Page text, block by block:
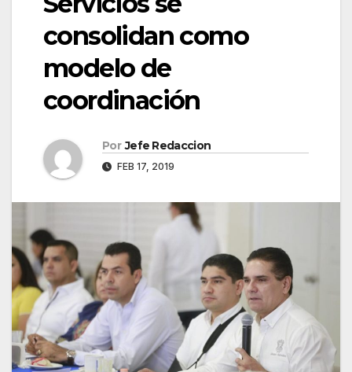
consolidan como
modelo de
coordinación
Por Jefe Redaccion
FEB 17, 2019